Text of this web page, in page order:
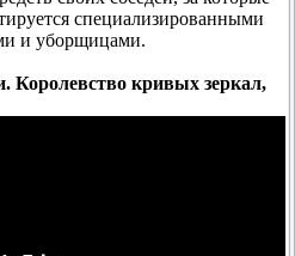
специализированными
и уборщицами.
Королевство кривых зеркал,